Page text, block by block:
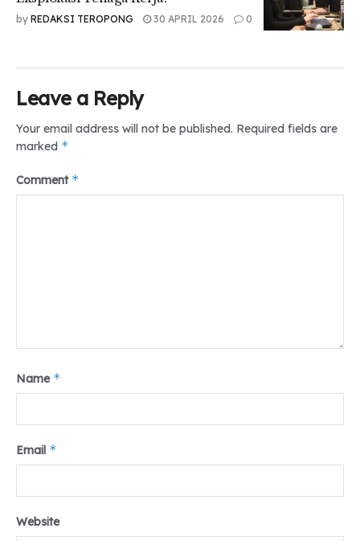
by REDAKSI TEROPONG 30 APRIL 2026 0
Leave a Reply
Your email address will not be published. Required fields are
marked *
Comment *
Name *
Email *
Website